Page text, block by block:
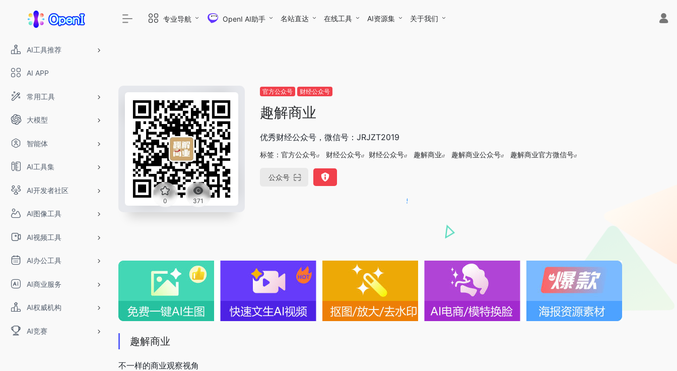
AI工具推荐
AI APP
常用工具
大模型
智能体
AI工具集
AI开发者社区
AI图像工具
AI视频工具
AI办公工具
AI商业服务
AI权威机构
AI竞赛
专业导航 OpenI AI助手 名站直达 在线工具 AI资源集 关于我们
0 371
官方公众号 财经公众号
趣解商业
优秀财经公众号，微信号：JRJZT2019
标签： 官方公众号 财经公众号 财经公众号 趣解商业 趣解商业公众号 趣解商业官方微信号
公众号
OpenIAPI，一站式大模型API聚合平台
趣解商业
不一样的商业观察视角